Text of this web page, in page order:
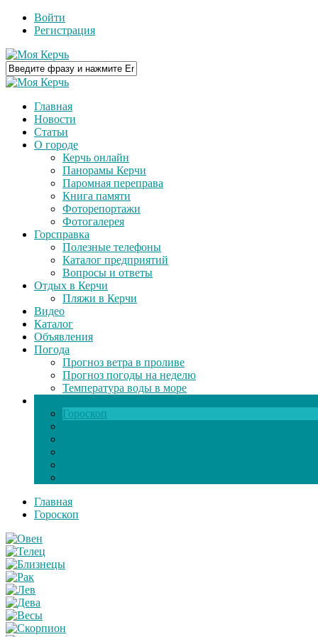
Войти
Регистрация
Главная
Новости
Статьи
О городе
Керчь онлайн
Панорамы Керчи
Паромная переправа
Книга памяти
Фоторепортажи
Фотогалерея
Горсправка
Полезные телефоны
Каталог предприятий
Вопросы и ответы
Отдых в Керчи
Пляжи в Керчи
Видео
Каталог
Объявления
Погода
Прогноз ветра в проливе
Прогноз погоды на неделю
Температура воды в море
Гороскоп
Главная
Гороскоп